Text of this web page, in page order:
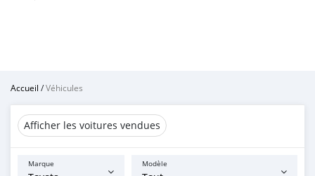
Accueil /Véhicules
Afficher les voitures vendues
Marque Modèle